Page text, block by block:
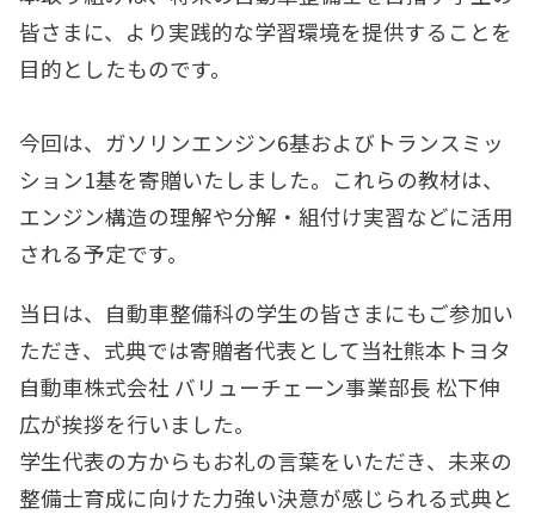
皆さまに、より実践的な学習環境を提供することを
目的としたものです。
今回は、ガソリンエンジン6基およびトランスミッ
ション1基を寄贈いたしました。これらの教材は、
エンジン構造の理解や分解・組付け実習などに活用
される予定です。
当日は、自動車整備科の学生の皆さまにもご参加い
ただき、式典では寄贈者代表として当社熊本トヨタ
自動車株式会社 バリューチェーン事業部長 松下伸
広が挨拶を行いました。
学生代表の方からもお礼の言葉をいただき、未来の
整備士育成に向けた力強い決意が感じられる式典と